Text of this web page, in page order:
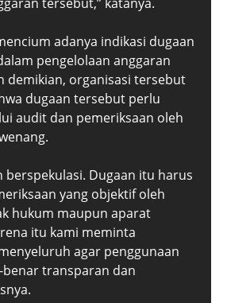
adanya indikasi dugaan
pengelolaan anggaran
demikian, organisasi tersebut
dugaan tersebut perlu
audit dan pemeriksaan oleh
berspekulasi. Dugaan itu harus
yang objektif oleh
hukum maupun aparat
itu kami meminta
agar penggunaan
transparan dan